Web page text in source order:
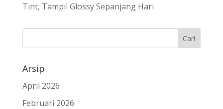
Tint, Tampil Glossy Sepanjang Hari
Arsip
April 2026
Februari 2026